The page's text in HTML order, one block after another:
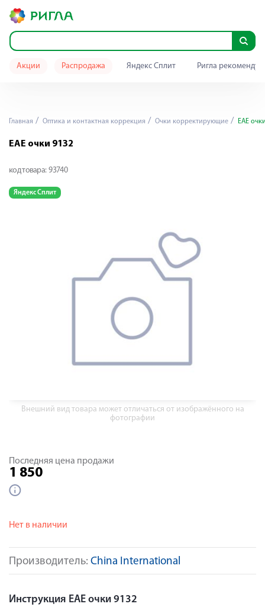
Акции Распродажа Яндекс Сплит Ригла
Главная Оптика и контактная коррекция Очки корректирующие ЕАЕ
ЕАЕ очки 9132
код товара: 93740
Яндекс Сплит
Внешний вид товара может отличаться от изображённого на
фотографии
Производитель: China International
Последняя цена продажи
1 850
Нет в наличии
Инструкция ЕАЕ очки 9132